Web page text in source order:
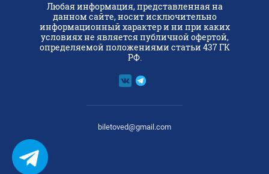
Любая информация, представленная на
данном сайте, носит исключительно
информационный характер и ни при каких
условиях не является публичной офертой,
определяемой положениями статьи 437 ГК
РФ.
biletoved@gmail.com